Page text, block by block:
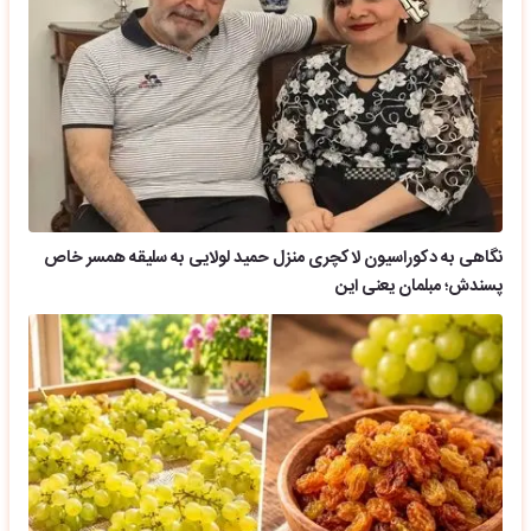
نگاهی به دکوراسیون لاکچری منزل حمید لولایی به سلیقه همسر خاص
پسندش؛ مبلمان یعنی این